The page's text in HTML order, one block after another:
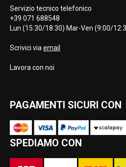
Servizio tecnico telefonico
+39 071 688548
Lun (15:30/18:30) Mar-Ven (9:00/
Scrivici via email
Lavora con noi
PAGAMENTI SICURI CON
SPEDIAMO CON